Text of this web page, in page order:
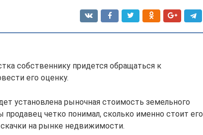
собственнику придется обращаться к
его оценку.
установлена рыночная стоимость земельного
продавец четко понимал, сколько именно стоит его
на рынке недвижимости.